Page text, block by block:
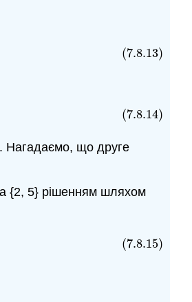
(7.8.13)
(7.8.14)
Нагадаємо, що друге
{2, 5} рішенням шляхом
(7.8.15)